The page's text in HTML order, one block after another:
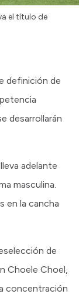
el título de
definición de
desarrollarán
adelante
masculina.
en la cancha
de
Choele Choel,
concentración